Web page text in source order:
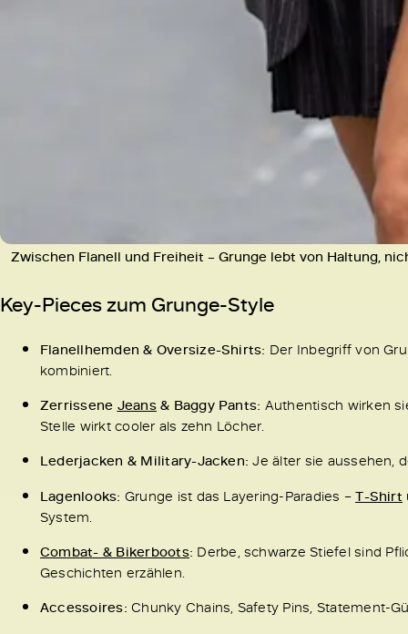
Zwischen Flanell und Freiheit – Grunge lebt von Haltung,
Key-Pieces zum Grunge-Style
Flanellhemden & Oversize-Shirts: Der Inbegriff von
kombiniert.
Zerrissene Jeans& Baggy Pants: Authentisch wirken
Stelle wirkt cooler als zehn Löcher.
Lederjacken & Military-Jacken: Je älter sie aussehen,
Lagenlooks: Grunge ist das Layering-Paradies –T-Shirt
System.
Combat- & Bikerboots: Derbe, schwarze Stiefel sind
Geschichten erzählen.
Accessoires: Chunky Chains, Safety Pins, Statement-